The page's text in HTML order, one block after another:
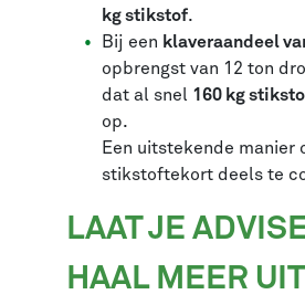
kg stikstof.
Bij een klaveraandeel
opbrengst van 12 ton
dat al snel 160 kg
op.
Een uitstekende manier
stikstoftekort deels te
LAAT JE
HAAL MEER